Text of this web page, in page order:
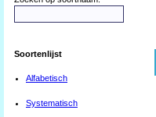
Soortenlijst
Alfabetisch
Systematisch